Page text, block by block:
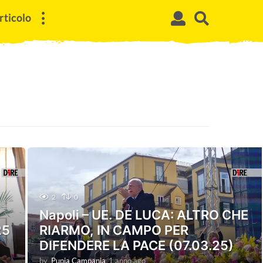
2 0
Napoli – UE. DE LUCA: ALTRO CHE
RIARMO, IN CAMPO PER
DIFENDERE LA PACE (07.03.25)
by Pupia Campania 1 anno ago1